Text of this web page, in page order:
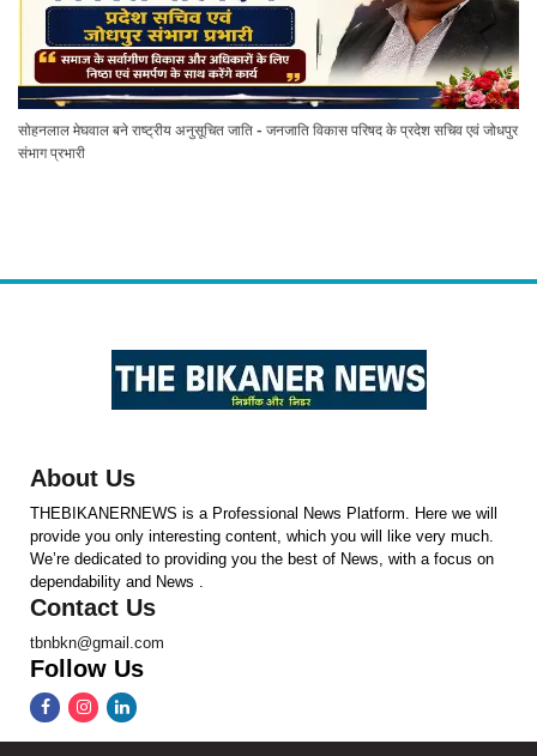
सोहनलाल मेघवाल बने राष्ट्रीय अनुसूचित जाति - जनजाति विकास परिषद के प्रदेश सचिव एवं जोधपुर
संभाग प्रभारी
About Us
THEBIKANERNEWS is a Professional News Platform. Here we will
provide you only interesting content, which you will like very much.
We’re dedicated to providing you the best of News, with a focus on
dependability and News .
Contact Us
tbnbkn@gmail.com
Follow Us